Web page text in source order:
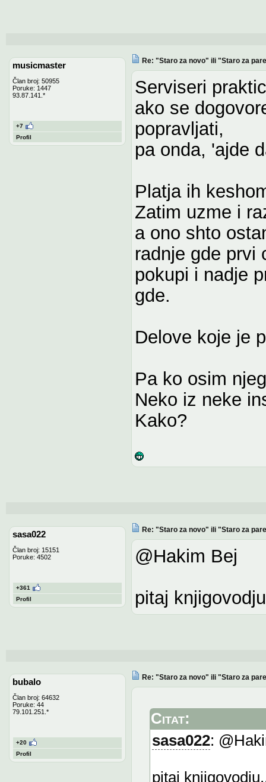
musicmaster
Član broj: 50955
Poruke: 1447
93.87.141.*
+7
Profil
Re: "Staro za novo" ili "Staro za
Serviseri
ako se
popravljati,
pa onda, 'ajde
Platja ih
Zatim uzme i
a ono shto
radnje gde prvi
pokupi i nadje
gde.
Delove koje je
Pa ko osim
Neko iz neke
Kako?
sasa022
Član broj: 15151
Poruke: 4502
+361
Profil
Re: "Staro za novo" ili "Staro za
@Hakim Bej
pitaj
bubalo
Član broj: 64632
Poruke: 44
79.101.251.*
+20
Profil
Re: "Staro za novo" ili "Staro za
Citat:
sasa022:
pitaj